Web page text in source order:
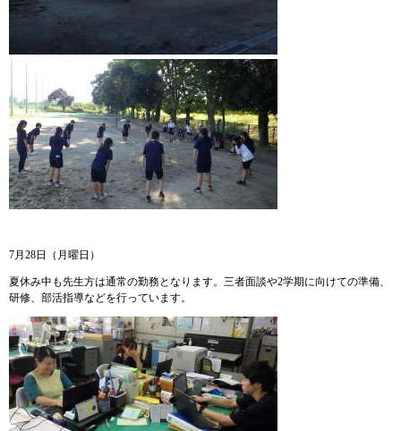
7月28日（月曜日）
夏休み中も先生方は通常の勤務となります。三者面談や2学期に向けての準備、
研修、部活指導などを行っています。